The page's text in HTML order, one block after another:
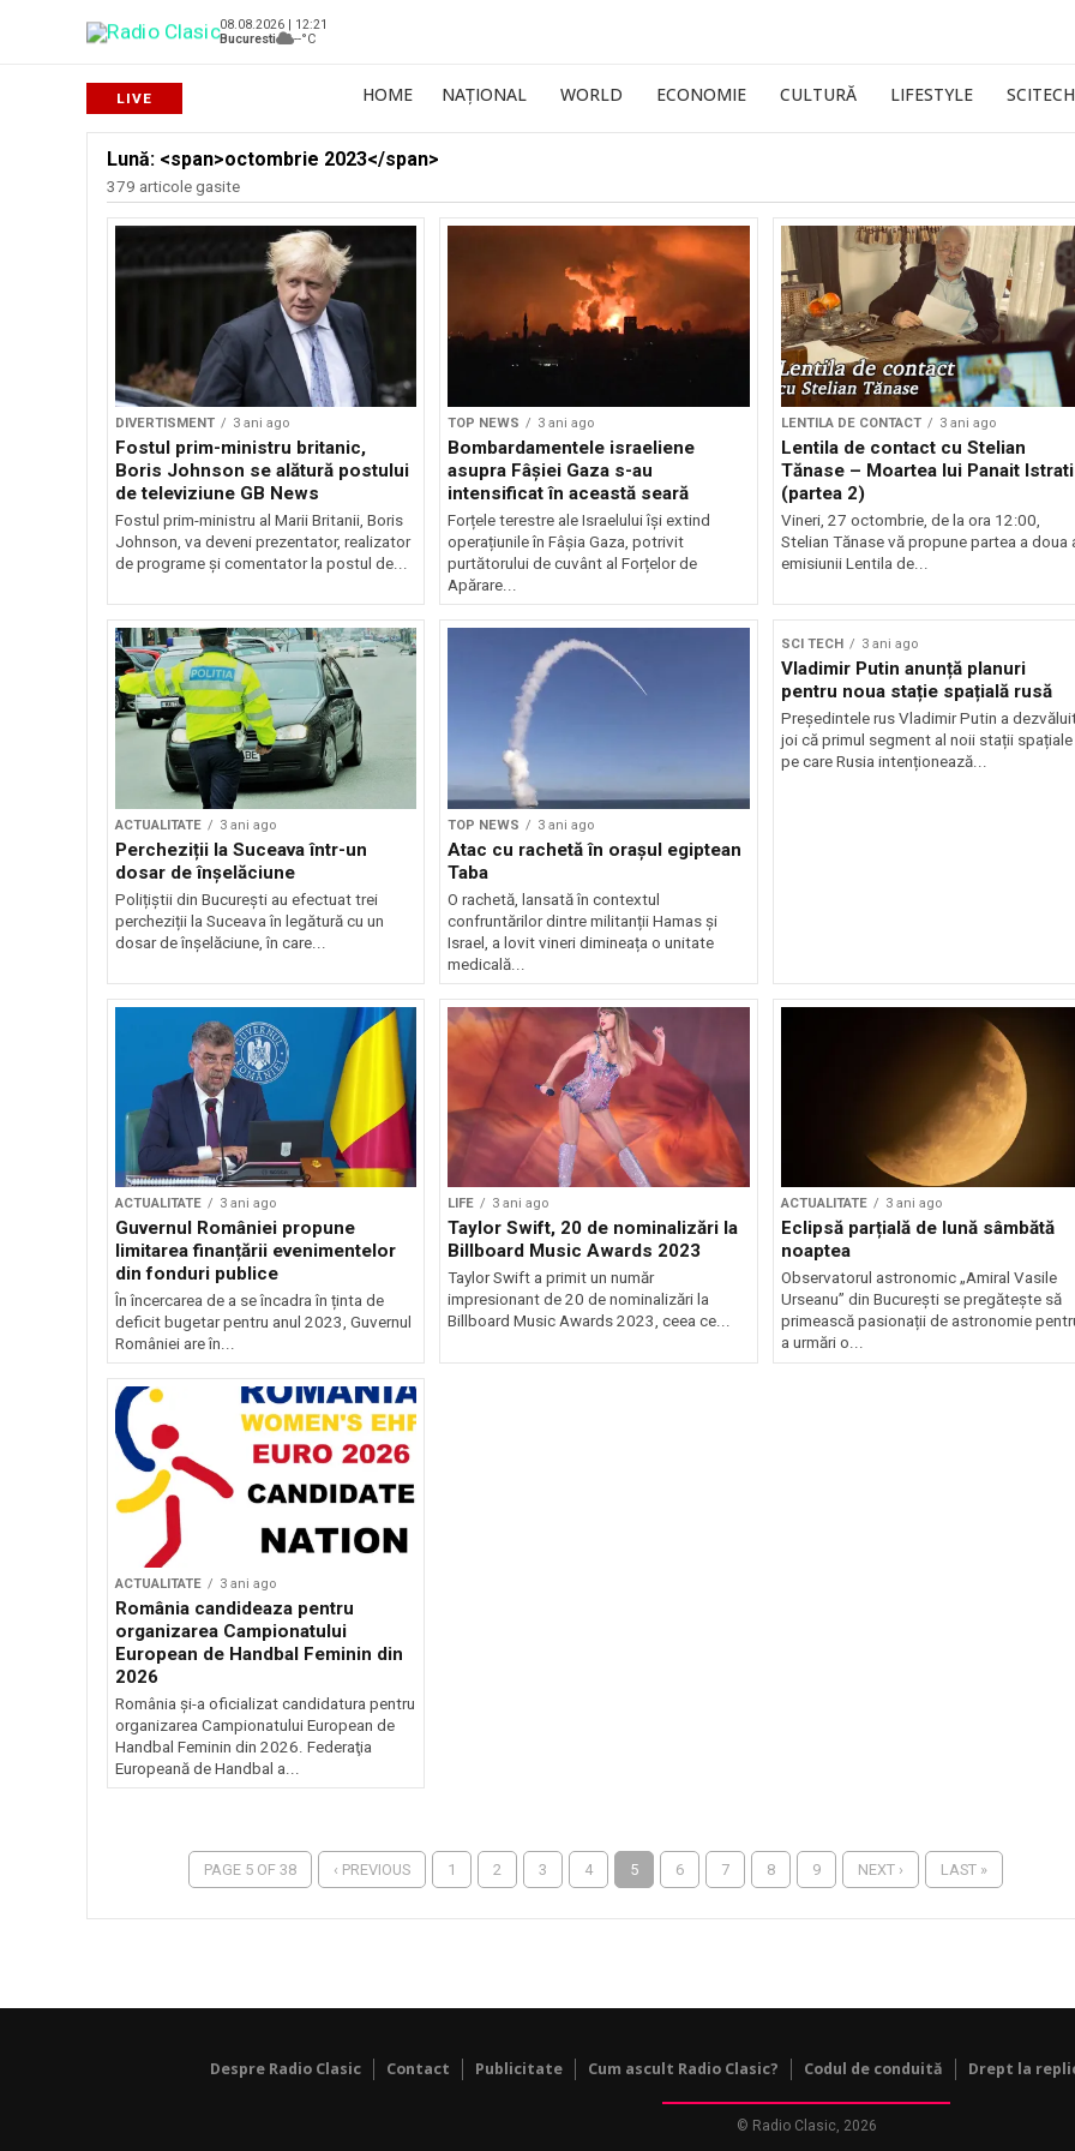
08.08.2026 | 12:21
Bucuresti
--°C
HOME NAȚIONAL WORLD ECONOMIE CULTURĂ LIFESTYLE SCITECH
Lună: <span>octombrie 2023</span>
379 articole gasite
DIVERTISMENT 3 ani ago
Fostul prim-ministru britanic,
Boris Johnson se alătură postului
de televiziune GB News
Fostul prim-ministru al Marii Britanii, Boris
Johnson, va deveni prezentator, realizator
de programe și comentator la postul de...
TOP NEWS 3 ani ago
Bombardamentele israeliene
asupra Fâșiei Gaza s-au
intensificat în această seară
Forțele terestre ale Israelului își extind
operațiunile în Fâșia Gaza, potrivit
purtătorului de cuvânt al Forțelor de
Apărare...
LENTILA DE CONTACT 3 ani ago
Lentila de contact cu Stelian
Tănase – Moartea lui Panait Istrati
(partea 2)
Vineri, 27 octombrie, de la ora 12:00,
Stelian Tănase vă propune partea a doua
emisiunii Lentila de...
ACTUALITATE 3 ani ago
Percheziții la Suceava într-un
dosar de înșelăciune
Polițiștii din București au efectuat trei
percheziții la Suceava în legătură cu un
dosar de înșelăciune, în care...
TOP NEWS 3 ani ago
Atac cu rachetă în orașul egiptean
Taba
O rachetă, lansată în contextul
confruntărilor dintre militanții Hamas și
Israel, a lovit vineri dimineața o unitate
medicală...
SCI TECH 3 ani ago
Vladimir Putin anunță planuri
pentru noua stație spațială rusă
Președintele rus Vladimir Putin a
joi că primul segment al noii stații spațiale
pe care Rusia intenționează...
ACTUALITATE 3 ani ago
Guvernul României propune
limitarea finanțării evenimentelor
din fonduri publice
În încercarea de a se încadra în ținta de
deficit bugetar pentru anul 2023, Guvernul
României are în...
LIFE 3 ani ago
Taylor Swift, 20 de nominalizări la
Billboard Music Awards 2023
Taylor Swift a primit un număr
impresionant de 20 de nominalizări la
Billboard Music Awards 2023, ceea ce...
ACTUALITATE 3 ani ago
Eclipsă parțială de lună sâmbătă
noaptea
Observatorul astronomic „Amiral Vasile
Urseanu” din București se pregătește să
primească pasionații de astronomie
a urmări o...
ACTUALITATE 3 ani ago
România candideaza pentru
organizarea Campionatului
European de Handbal Feminin din
2026
România și-a oficializat candidatura pentru
organizarea Campionatului European de
Handbal Feminin din 2026. Federaţia
Europeană de Handbal a...
PAGE 5 OF 38 ‹ PREVIOUS 1 2 3 4 5 6 7 8 9 NEXT › LAST »
Despre Radio Clasic Contact Publicitate Cum ascult Radio Clasic? Codul de conduită Drept la
© Radio Clasic, 2026